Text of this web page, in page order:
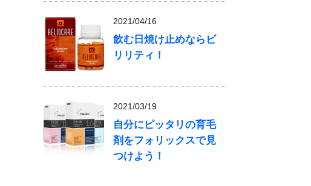
2021/04/16
飲む日焼け止めならビ
リリティ！
2021/03/19
自分にピッタリの育毛
剤をフォリックスで見
つけよう！